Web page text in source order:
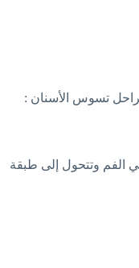
تسوس الأسنان :
الفم وتتحول إلى طبقة